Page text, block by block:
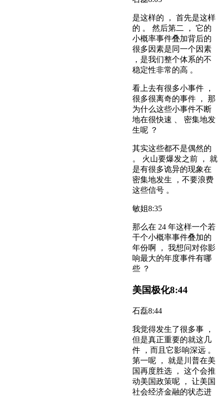
是这样的 ， 首先是这样
的 。 然后第二 ， 它的
小概率事件叠加背后的
很多因素是同一个因素
，是我们整个体系的不
稳定性非常的高 。
看上去有很多小事件 ，
很多很离奇的事件 ， 那
为什么这些小事件不断
地在很快速 、 密集地发
生呢 ？
其实这些都不是偶然的
。 火山要爆发之前 ， 就
是有很多诡异的现象在
密集地发生 ，不要浪费
这些信号 。
敏姐8:35
那么在 24 年这样一个若
干个小概率事件叠加的
年份啊 ， 我想问对你影
响最大的年度事件有哪
些 ？
美国极化8:44
石磊8:44
我觉得发生了很多事 ，
但是真正重要的就这几
件 ，而且它影响深远 。
第一呢 ， 就是川普在美
国再度胜选 ， 这个会推
动美国政策呢 ， 让美国
社会经济金融的状态进